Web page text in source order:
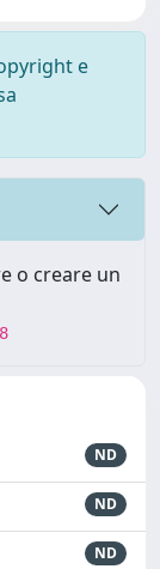
e
o creare un
ND
ND
ND